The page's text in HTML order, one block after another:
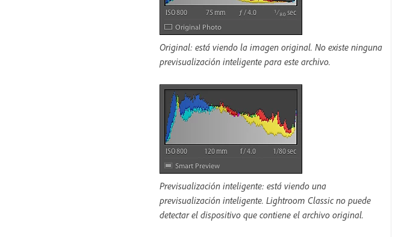
Original: está viendo la imagen original. No existe ninguna
previsualización inteligente para este archivo.
Previsualización inteligente: está viendo una
previsualización inteligente. Lightroom Classic no puede
detectar el dispositivo que contiene el archivo original.